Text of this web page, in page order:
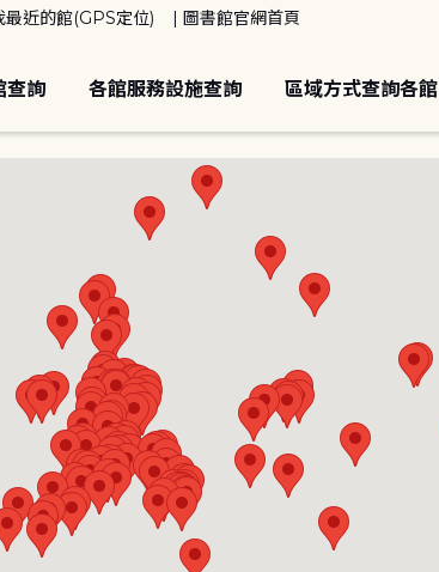
最近的館(GPS定位) 圖書館官網首頁
查詢 各館服務設施查詢 區域方式查詢各館